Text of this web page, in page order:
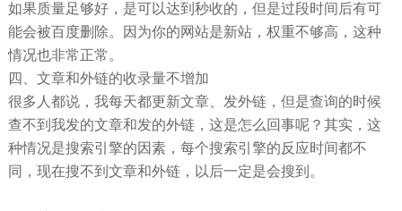
如果质量足够好，是可以达到秒收的，但是过段时间后有可
能会被百度删除。因为你的网站是新站，权重不够高，这种
情况也非常正常。
四、文章和外链的收录量不增加
很多人都说，我每天都更新文章、发外链，但是查询的时候
查不到我发的文章和发的外链，这是怎么回事呢？其实，这
种情况是搜索引擎的因素，每个搜索引擎的反应时间都不
同，现在搜不到文章和外链，以后一定是会搜到。